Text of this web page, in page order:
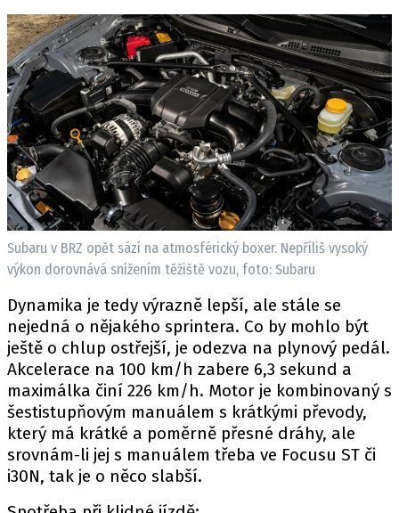
Subaru v BRZ opět sází na atmosférický boxer. Nepříliš vysoký
výkon dorovnává snížením těžiště vozu, foto: Subaru
Dynamika je tedy výrazně lepší, ale stále se
nejedná o nějakého sprintera. Co by mohlo být
ještě o chlup ostřejší, je odezva na plynový pedál.
Akcelerace na 100 km/h zabere 6,3 sekund a
maximálka činí 226 km/h. Motor je kombinovaný s
šestistupňovým manuálem s krátkými převody,
který má krátké a poměrně přesné dráhy, ale
srovnám-li jej s manuálem třeba ve Focusu ST či
i30N, tak je o něco slabší.